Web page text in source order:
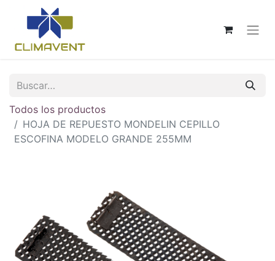
Todos los productos
HOJA DE REPUESTO MONDELIN CEPILLO
ESCOFINA MODELO GRANDE 255MM